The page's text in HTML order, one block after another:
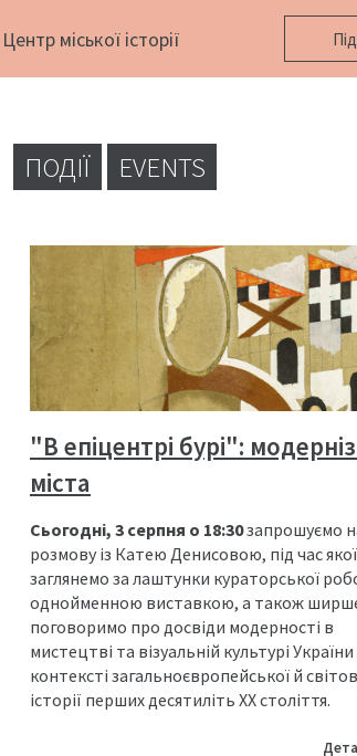
Центр міської історії
ПОДІЇ EVENTS
"В епіцентрі бурі":
міста
Сьогодні, 3 серпня о 18:30запрошуємо
розмову із Катею Денисовою, під час якої
заглянемо за лаштунки кураторської
однойменною виставкою, а також
поговоримо про досвіди модерності в
мистецтві та візуальній культурі України
контексті загальноєвропейської й
історії перших десятиліть ХХ століття.